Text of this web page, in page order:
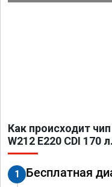
Как происходит
W212 E220 CDI 170
1 Бесплатная